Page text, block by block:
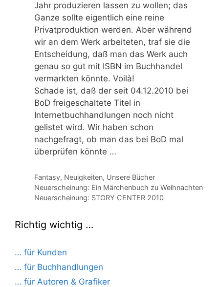
Jahr produzieren lassen zu wollen; das
Ganze sollte eigentlich eine reine
Privatproduktion werden. Aber während
wir an dem Werk arbeiteten, traf sie die
Entscheidung, daß man das Werk auch
genau so gut mit ISBN im Buchhandel
vermarkten könnte. Voilà!
Schade ist, daß der seit 04.12.2010 bei
BoD freigeschaltete Titel in
Internetbuchhandlungen noch nicht
gelistet wird. Wir haben schon
nachgefragt, ob man das bei BoD mal
überprüfen könnte …
Kategorien
Fantasy, Neuigkeiten, Unsere Bücher
Neuerscheinung: Ein Märchenbuch zu Weihnachten
Neuerscheinung: STORY CENTER 2010
Richtig wichtig …
… für Kunden
… für Buchhandlungen
… für Autoren & Grafiker